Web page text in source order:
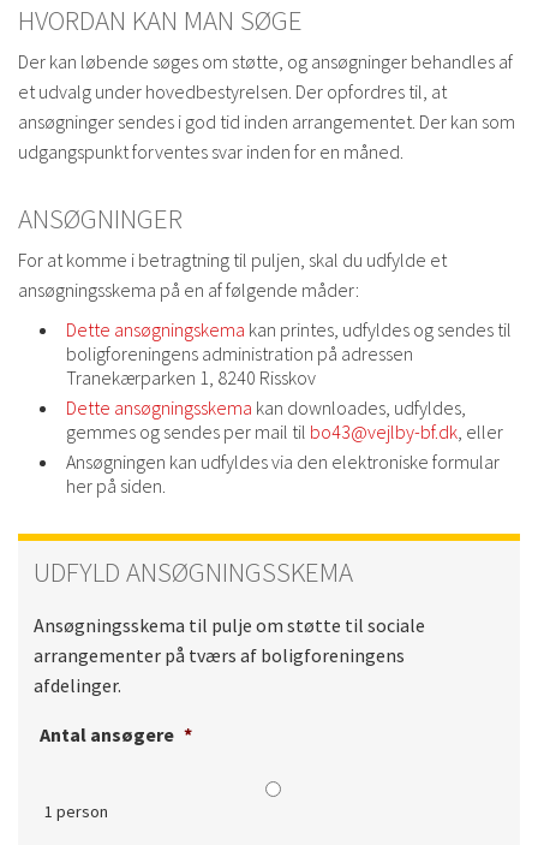
HVORDAN KAN MAN SØGE
Der kan løbende søges om støtte, og ansøgninger behandles af
et udvalg under hovedbestyrelsen. Der opfordres til, at
ansøgninger sendes i god tid inden arrangementet. Der kan som
udgangspunkt forventes svar inden for en måned.
ANSØGNINGER
For at komme i betragtning til puljen, skal du udfylde et
ansøgningsskema på en af følgende måder:
Dette ansøgningskema kan printes, udfyldes og sendes til
boligforeningens administration på adressen
Tranekærparken 1, 8240 Risskov
Dette ansøgningsskema kan downloades, udfyldes,
gemmes og sendes per mail til bo43@vejlby-bf.dk, eller
Ansøgningen kan udfyldes via den elektroniske formular
her på siden.
UDFYLD ANSØGNINGSSKEMA
Ansøgningsskema til pulje om støtte til sociale
arrangementer på tværs af boligforeningens
afdelinger.
Antal ansøgere *
1 person